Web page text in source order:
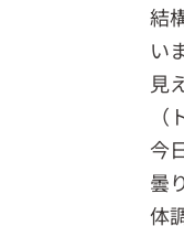
結
い
見
今
曇
体